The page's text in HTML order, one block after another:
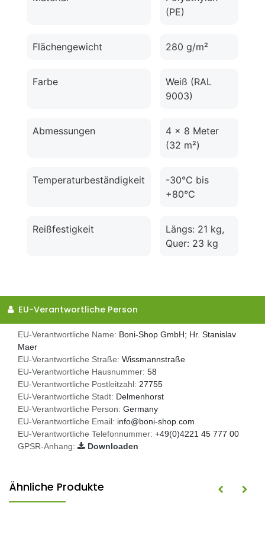
(PE)
Flächengewicht 280 g/m²
Farbe
Weiß (RAL
9003)
Abmessungen
4 x 8 Meter
(32 m²)
Temperaturbeständigkeit
-30°C bis
+80°C
Reißfestigkeit
Längs: 21 kg,
Quer: 23 kg
EU-Verantwortliche Person
EU-Verantwortliche Name: Boni-Shop GmbH; Hr. Stanislav
Maer
EU-Verantwortliche Straße: Wissmannstraße
EU-Verantwortliche Hausnummer: 58
EU-Verantwortliche Postleitzahl: 27755
EU-Verantwortliche Stadt: Delmenhorst
EU-Verantwortliche Person: Germany
EU-Verantwortliche Email: info@boni-shop.com
EU-Verantwortliche Telefonnummer: +49(0)4221 45 777 00
GPSR-Anhang:
Downloaden
Ähnliche Produkte